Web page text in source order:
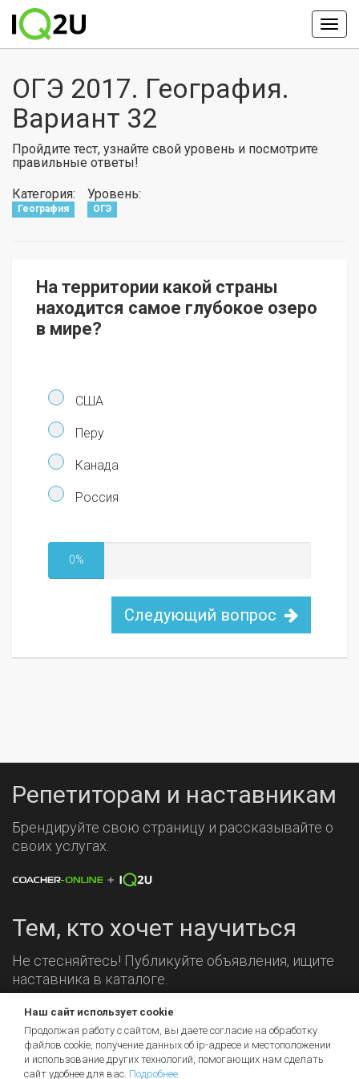
ОГЭ 2017. География.
Вариант 32
Пройдите тест, узнайте свой уровень и посмотрите
правильные ответы!
Категория:
География
Уровень:
ОГЭ
На территории какой страны
находится самое глубокое озеро
в мире?
США
Перу
Канада
Россия
0%
Следующий вопрос
Репетиторам и наставникам
Брендируйте свою страницу и рассказывайте о
своих услугах.
Тем, кто хочет научиться
Не стесняйтесь! Публикуйте объявления, ищите
наставника в каталоге.
Мы на связи!
Наш сайт использует cookie
Продолжая работу с сайтом, вы даете согласие на обработку
файлов cookie, получение данных об ip-адресе и местоположении
и использование других технологий, помогающих нам сделать
сайт удобнее для вас. Подробнее